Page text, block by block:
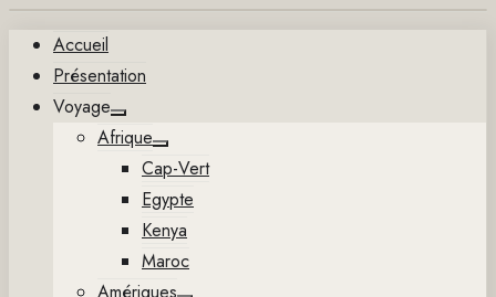
contenu
Accueil
Présentation
Voyage
Show
sub
menu
Afrique
Show
sub
menu
Cap-Vert
Egypte
Kenya
Maroc